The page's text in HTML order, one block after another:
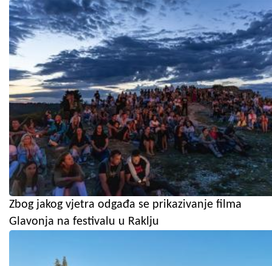
Zbog jakog vjetra odgađa se prikazivanje filma
Glavonja na festivalu u Raklju